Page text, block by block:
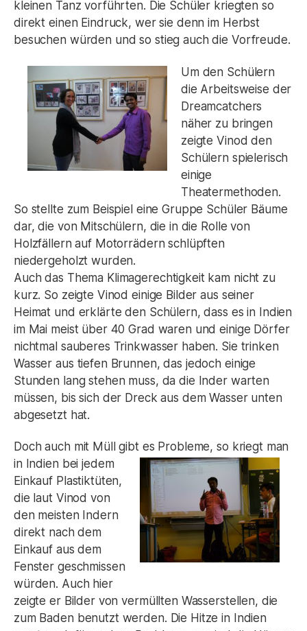
kleinen Tanz vorführten. Die Schüler kriegten so
direkt einen Eindruck, wer sie denn im Herbst
besuchen würden und so stieg auch die Vorfreude.
Um den Schülern
die Arbeitsweise der
Dreamcatchers
näher zu bringen
zeigte Vinod den
Schülern spielerisch
einige
Theatermethoden.
So stellte zum Beispiel eine Gruppe Schüler Bäume
dar, die von Mitschülern, die in die Rolle von
Holzfällern auf Motorrädern schlüpften
niedergeholzt wurden.
Auch das Thema Klimagerechtigkeit kam nicht zu
kurz. So zeigte Vinod einige Bilder aus seiner
Heimat und erklärte den Schülern, dass es in Indien
im Mai meist über 40 Grad waren und einige Dörfer
nichtmal sauberes Trinkwasser haben. Sie trinken
Wasser aus tiefen Brunnen, das jedoch einige
Stunden lang stehen muss, da die Inder warten
müssen, bis sich der Dreck aus dem Wasser unten
abgesetzt hat.
Doch auch mit Müll gibt es Probleme,so kriegt man
in Indien bei jedem
Einkauf Plastiktüten,
die laut Vinod von
den meisten Indern
direkt nach dem
Einkauf aus dem
Fenster geschmissen
würden. Auch hier
zeigte er Bilder von vermüllten Wasserstellen, die
zum Baden benutzt werden. Die Hitze in Indien